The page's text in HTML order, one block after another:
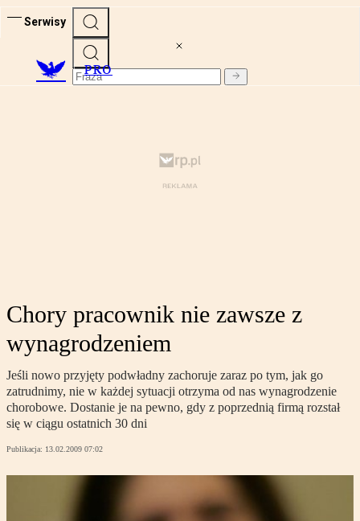
Serwisy
PRO
Chory pracownik nie zawsze z
wynagrodzeniem
Jeśli nowo przyjęty podwładny zachoruje zaraz po tym, jak go
zatrudnimy, nie w każdej sytuacji otrzyma od nas wynagrodzenie
chorobowe. Dostanie je na pewno, gdy z poprzednią firmą rozstał
się w ciągu ostatnich 30 dni
Publikacja: 13.02.2009 07:02